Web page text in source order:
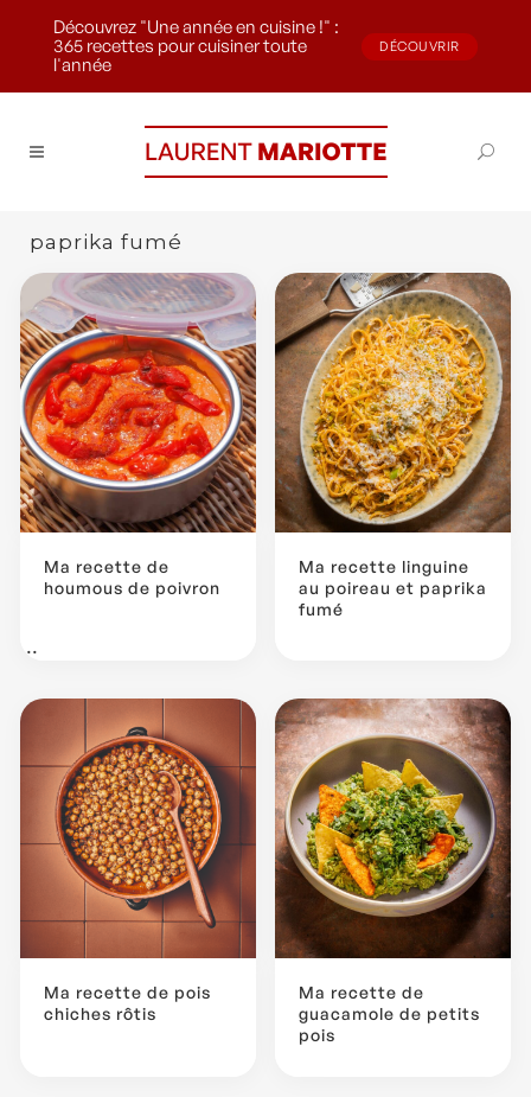
Découvrez "Une année en cuisine !" :
365 recettes pour cuisiner toute
l'année
DÉCOUVRIR
paprika fumé
Ma recette de
houmous de poivron
...
Ma recette linguine
au poireau et paprika
fumé
Ma recette de pois
chiches rôtis
Ma recette de
guacamole de petits
pois